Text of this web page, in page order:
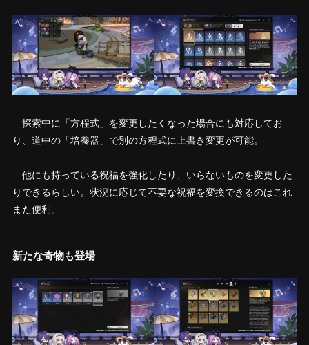
探索中に「方程式」を変更したくなった場合にも対応してお
り、道中の「培養器」で別の方程式に上書き変更が可能。
他にも持っている祝福を強化したり、いらないものを変更した
りできるらしい。状況に応じて不要な祝福を変換できるのはこれ
また便利。
新たな奇物も登場